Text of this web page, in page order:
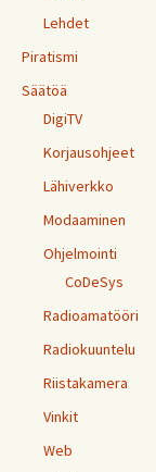
Lehdet
Piratismi
Säätöä
DigiTV
Korjausohjeet
Lähiverkko
Modaaminen
Ohjelmointi
CoDeSys
Radioamatööri
Radiokuuntelu
Riistakamera
Vinkit
Web